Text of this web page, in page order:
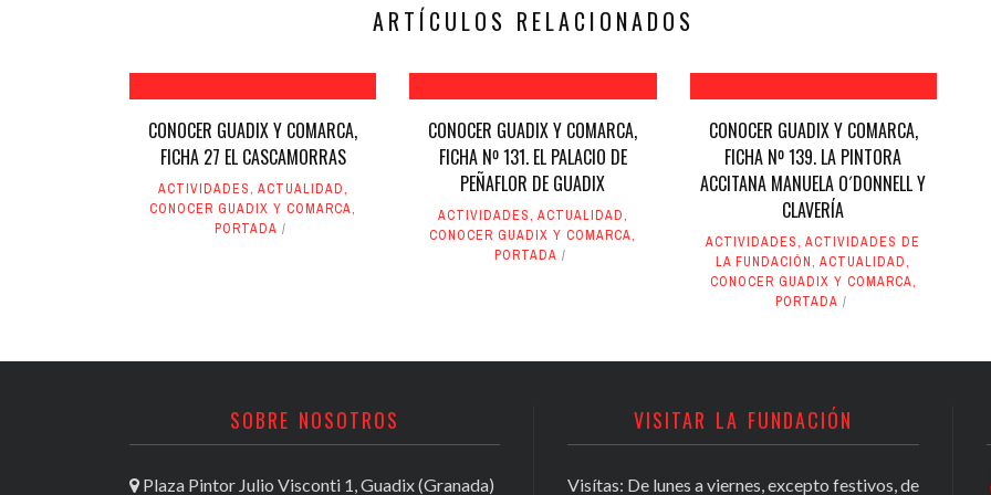
ARTÍCULOS RELACIONADOS
CONOCER GUADIX Y COMARCA,
FICHA 27 EL CASCAMORRAS
ACTIVIDADES, ACTUALIDAD,
CONOCER GUADIX Y COMARCA,
PORTADA
CONOCER GUADIX Y COMARCA,
FICHA Nº 131. EL PALACIO DE
PEÑAFLOR DE GUADIX
ACTIVIDADES, ACTUALIDAD,
CONOCER GUADIX Y COMARCA,
PORTADA
CONOCER GUADIX Y COMARCA,
FICHA Nº 139. LA PINTORA
ACCITANA MANUELA O´DONNELL Y
CLAVERÍA
ACTIVIDADES,ACTIVIDADES DE
LA FUNDACIÓN,ACTUALIDAD,
CONOCER GUADIX Y COMARCA,
PORTADA
SOBRE NOSOTROS
Plaza Pintor Julio Visconti 1, Guadix (Granada)
VISITAR LA FUNDACIÓN
Visítas: De lunes a viernes, excepto festivos, de
Conocer Guadix y comarca, ficha nº